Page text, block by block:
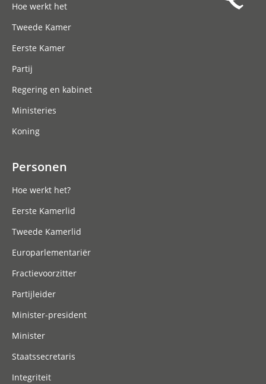
Hoe werkt het
Tweede Kamer
Eerste Kamer
Partij
Regering en kabinet
Ministeries
Koning
Personen
Hoe werkt het?
Eerste Kamerlid
Tweede Kamerlid
Europarlementariër
Fractievoorzitter
Partijleider
Minister-president
Minister
Staatssecretaris
Integriteit